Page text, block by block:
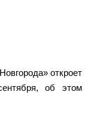
откроет
об этом